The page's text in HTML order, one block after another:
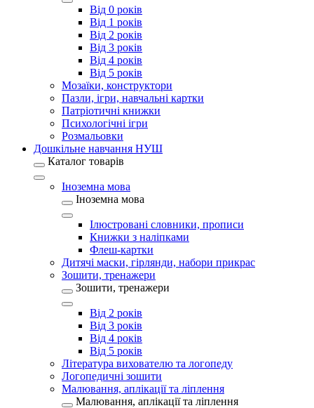
Від 0 років
Від 1 років
Від 2 років
Від 3 років
Від 4 років
Від 5 років
Мозаїки, конструктори
Пазли, ігри, навчальні картки
Патріотичні книжки
Психологічні ігри
Розмальовки
Дошкільне навчання НУШ
Каталог товарів
Іноземна мова
Іноземна мова
Ілюстровані словники, прописи
Книжки з наліпками
Флеш-картки
Дитячі маски, гірлянди, набори прикрас
Зошити, тренажери
Зошити, тренажери
Від 2 років
Від 3 років
Від 4 років
Від 5 років
Література вихователю та логопеду
Логопедичні зошити
Малювання, аплікації та ліплення
Малювання, аплікації та ліплення